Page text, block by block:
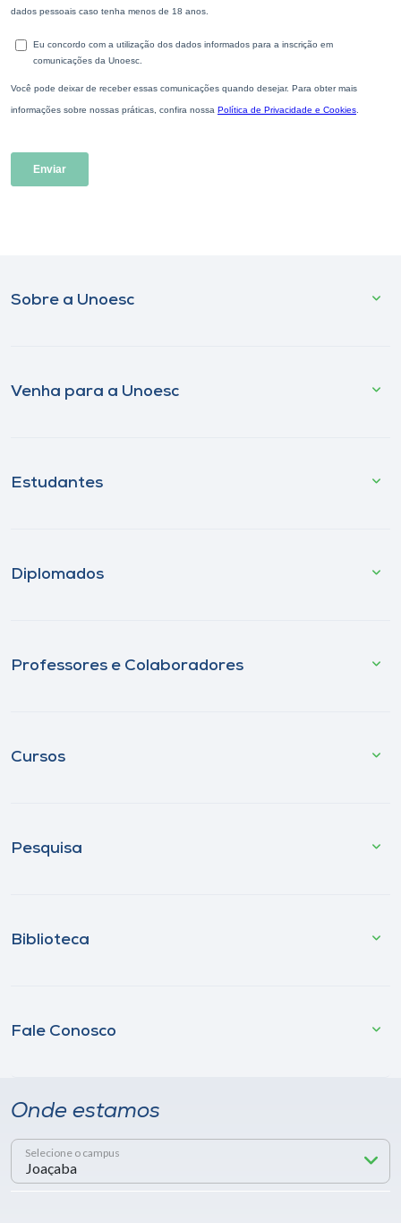
Sobre a Unoesc
Venha para a Unoesc
Estudantes
Diplomados
Professores e Colaboradores
Cursos
Pesquisa
Biblioteca
Fale Conosco
Onde estamos
Selecione o campus